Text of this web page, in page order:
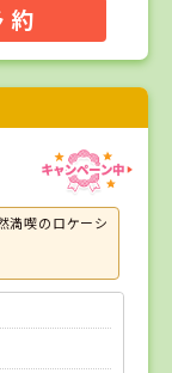
約
満喫のロケーシ